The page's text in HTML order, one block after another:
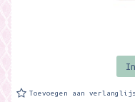
Toevoegen aan